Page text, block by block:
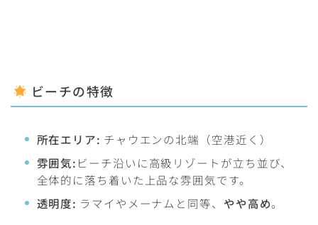
ビーチの特徴
所在エリア: チャウエンの北端（空港近く）
雰囲気: ビーチ沿いに高級リゾートが立ち並び、
全体的に落ち着いた上品な雰囲気です。
透明度: ラマイやメーナムと同等、 やや高め。